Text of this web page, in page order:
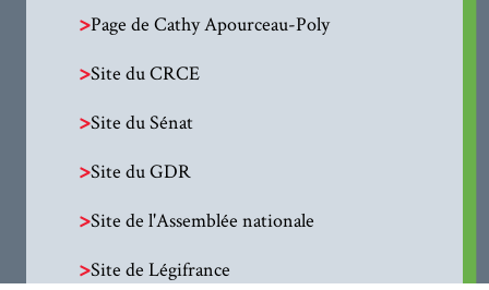
>Page de Cathy Apourceau-Poly
>Site du CRCE
>Site du Sénat
>Site du GDR
>Site de l'Assemblée nationale
>Site de Légifrance